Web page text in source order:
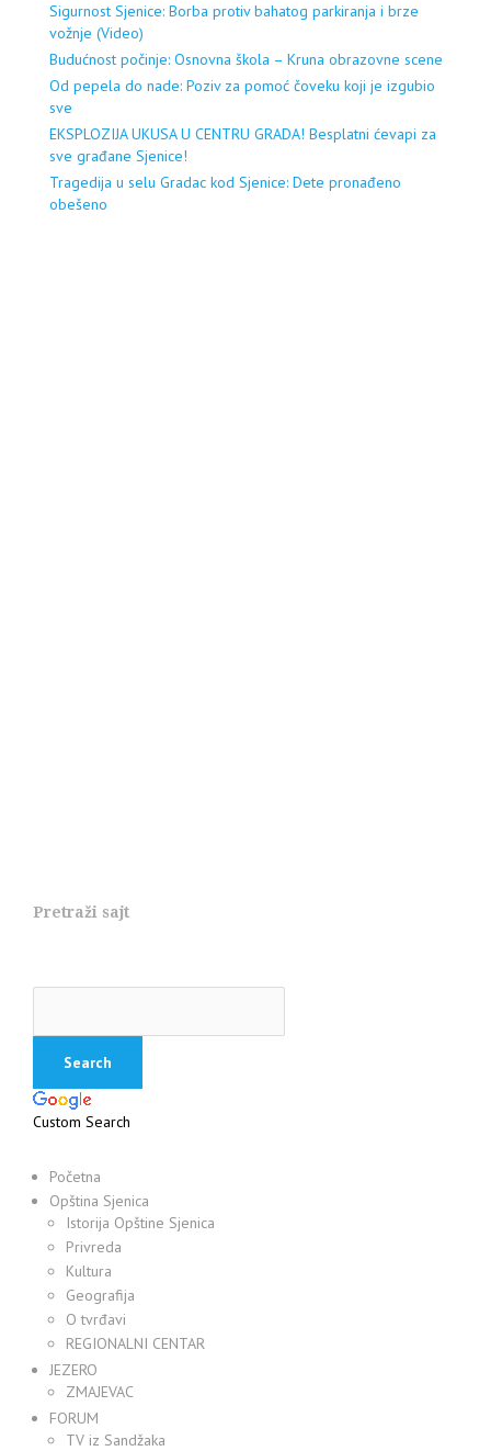
Sigurnost Sjenice: Borba protiv bahatog parkiranja i brze
vožnje (Video)
Budućnost počinje: Osnovna škola – Kruna obrazovne scene
Od pepela do nade: Poziv za pomoć čoveku koji je izgubio
sve
EKSPLOZIJA UKUSA U CENTRU GRADA! Besplatni ćevapi za
sve građane Sjenice!
Tragedija u selu Gradac kod Sjenice: Dete pronađeno
obešeno
Pretraži sajt
Custom Search
Početna
Opština Sjenica
Istorija Opštine Sjenica
Privreda
Kultura
Geografija
O tvrđavi
REGIONALNI CENTAR
JEZERO
ZMAJEVAC
FORUM
TV iz Sandžaka